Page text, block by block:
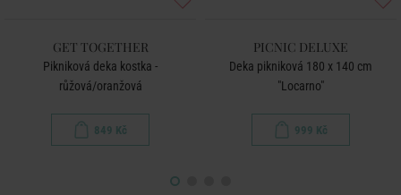
GET TOGETHER
Pikniková deka kostka -
růžová/oranžová
849 Kč
PICNIC DELUXE
Deka pikniková 180 x 140 cm
"Locarno"
999 Kč